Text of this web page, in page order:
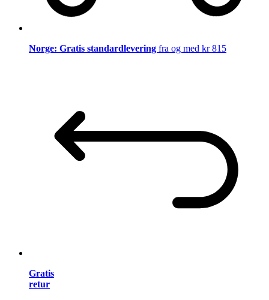
Norge: Gratis standardlevering fra og med kr 815
Gratis
retur